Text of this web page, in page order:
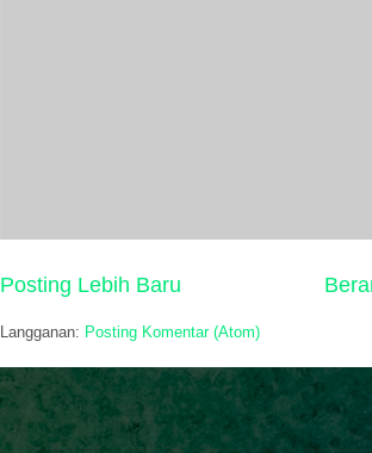
Posting Lebih Baru
Langganan: Posting Komentar (Atom)